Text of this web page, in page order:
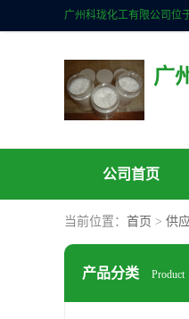
广
公司首页
当前位置： 首页 > 供
产品分类 Product